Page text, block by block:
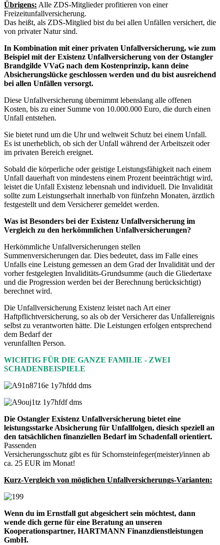
Übrigens: Alle ZDS-Mitglieder profitieren von einer
Freizeitunfallversicherung.
Das heißt, als ZDS-Mitglied bist du bei allen Unfällen versichert, die
von privater Natur sind.
In Kombination mit einer privaten Unfallversicherung, wie zum
Beispiel mit der Existenz Unfallversicherung von der Ostangler
Brandgilde VVaG nach dem Kostenprinzip, kann deine
Absicherungslücke geschlossen werden und du bist ausreichend
bei allen Unfällen versorgt.
Diese Unfallversicherung übernimmt lebenslang alle offenen
Kosten, bis zu einer Summe von 10.000.000 Euro, die durch einen
Unfall entstehen.
Sie bietet rund um die Uhr und weltweit Schutz bei einem Unfall.
Es ist unerheblich, ob sich der Unfall während der Arbeitszeit oder
im privaten Bereich ereignet.
Sobald die körperliche oder geistige Leistungsfähigkeit nach einem
Unfall dauerhaft von mindestens einem Prozent beeinträchtigt wird,
leistet die Unfall Existenz lebensnah und individuell. Die Invalidität
sollte zum Leistungserhalt innerhalb von fünfzehn Monaten, ärztlich
festgestellt und dem Versicherer gemeldet werden.
Was ist Besonders bei der Existenz Unfallversicherung im
Vergleich zu den herkömmlichen Unfallversicherungen?
Herkömmliche Unfallversicherungen stellen
Summenversicherungen dar. Dies bedeutet, dass im Falle eines
Unfalls eine Leistung gemessen an dem Grad der Invalidität und der
vorher festgelegten Invaliditäts-Grundsumme (auch die Gliedertaxe
und die Progression werden bei der Berechnung berücksichtigt)
berechnet wird.
Die Unfallversicherung Existenz leistet nach Art einer
Haftpflichtversicherung, so als ob der Versicherer das Unfallereignis
selbst zu verantworten hätte. Die Leistungen erfolgen entsprechend
dem Bedarf der
verunfallten Person.
WICHTIG FÜR DIE GANZE FAMILIE - ZWEI
SCHADENBEISPIELE
Die Ostangler Existenz Unfallversicherung bietet eine
leistungsstarke Absicherung für Unfallfolgen, diesich speziell an
den tatsächlichen finanziellen Bedarf im Schadenfall orientiert.
Passenden
Versicherungsschutz gibt es für Schornsteinfeger(meister)/innen ab
ca. 25 EUR im Monat!
Kurz-Vergleich von möglichen Unfallversicherungs-Varianten:
Wenn du im Ernstfall gut abgesichert sein möchtest, dann
wende dich gerne für eine Beratung an unseren
Kooperationspartner, HARTMANN Finanzdienstleistungen
GmbH.